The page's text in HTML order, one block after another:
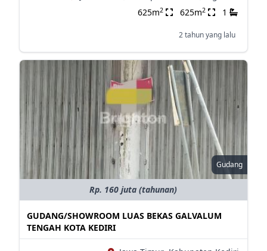
625m2 625m2 1
2 tahun yang lalu
Gudang
Rp. 160 juta (tahunan)
GUDANG/SHOWROOM LUAS BEKAS GALVALUM
TENGAH KOTA KEDIRI